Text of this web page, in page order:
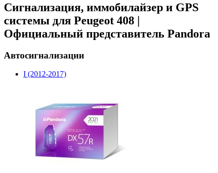
Сигнализация, иммобилайзер и GPS
системы для Peugeot 408 |
Официальный представитель Pandora
Автосигнализации
I (2012-2017)